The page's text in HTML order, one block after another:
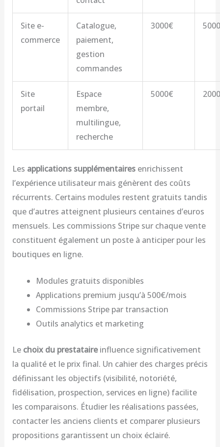
Site e-
commerce
Catalogue,
paiement,
gestion
commandes
3000€
Site
portail
Espace
membre,
multilingue,
recherche
5000€
Les applications supplémentairesenrichissent
l’expérience utilisateur mais génèrent des coûts
récurrents. Certains modules restent gratuits tandis
que d’autres atteignent plusieurs centaines d’euros
mensuels. Les commissions Stripe sur chaque vente
constituent également un poste à anticiper pour les
boutiques en ligne.
Modules gratuits disponibles
Applications premium jusqu’à 500€/mois
Commissions Stripe par transaction
Outils analytics et marketing
Le choix du prestataireinfluence significativement
la qualité et le prix final. Un cahier des charges précis
définissant les objectifs (visibilité, notoriété,
fidélisation, prospection, services en ligne) facilite
les comparaisons. Étudier les réalisations passées,
contacter les anciens clients et comparer plusieurs
propositions garantissent un choix éclairé.